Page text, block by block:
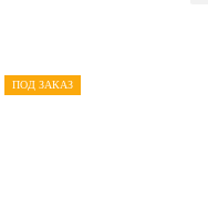
ПОД ЗАКАЗ